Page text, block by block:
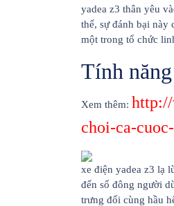
yadea z3 thân yêu
thể, sự đánh bại này
một trong tổ chức
Tính
Xem thêm:
choi-ca-
xe điện yadea z3 lạ
đến số đông người
trưng đối cùng hầu